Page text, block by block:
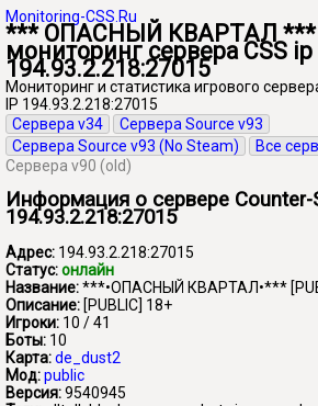
Monitoring-CSS.Ru
*** ОПАСНЫЙ КВАРТАЛ ***
мониторинг сервера CSS ip
194.93.2.218:27015
Мониторинг и статистика игрового
IP 194.93.2.218:27015
Сервера v34
Сервера Source v93
Сервера Source v93 (No Steam)
Все
Сервера v90 (old)
Информация о сервере Counter-
194.93.2.218:27015
Адрес: 194.93.2.218:27015
Статус:онлайн
Название:***•ОПАСНЫЙ КВАРТАЛ•***
Описание: [PUBLIC] 18+
Игроки: 10 / 41
Боты: 10
Карта:de_dust2
Мод:public
Версия:9540945